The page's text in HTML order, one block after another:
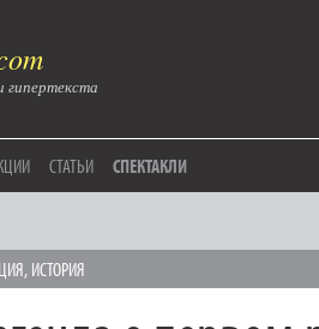
гипертекста
СТАТЬИ СПЕКТАКЛИ
, ИСТОРИЯ